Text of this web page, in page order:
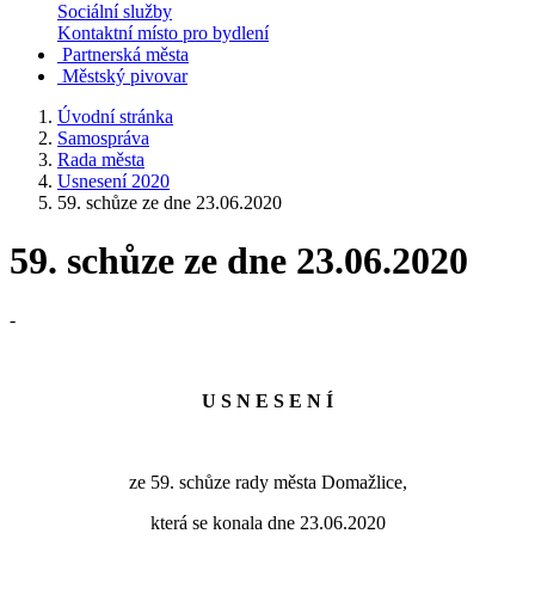
Sociální služby
Kontaktní místo pro bydlení
Partnerská města
Městský pivovar
Úvodní stránka
Samospráva
Rada města
Usnesení 2020
59. schůze ze dne 23.06.2020
59. schůze ze dne 23.06.2020
-
U S N E S E N Í
ze 59. schůze rady města Domažlice,
která se konala dne 23.06.2020